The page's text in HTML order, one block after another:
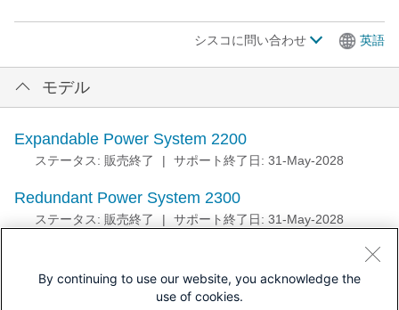
シスコに問い合わせ 英語
モデル
Expandable Power System 2200
ステータス: 販売終了 | サポート終了日: 31-May-2028
Redundant Power System 2300
ステータス: 販売終了 | サポート終了日: 31-May-2028
By continuing to use our website, you acknowledge the
use of cookies.